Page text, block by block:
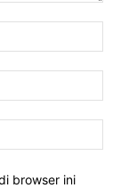
browser ini